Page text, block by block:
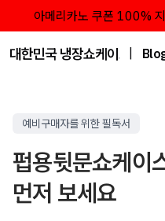
아메리카노 쿠폰 100%
대한민국 냉장쇼케이스 점유
예비구매자를 위한 필독서
펍용뒷문쇼케이
먼저 보세요